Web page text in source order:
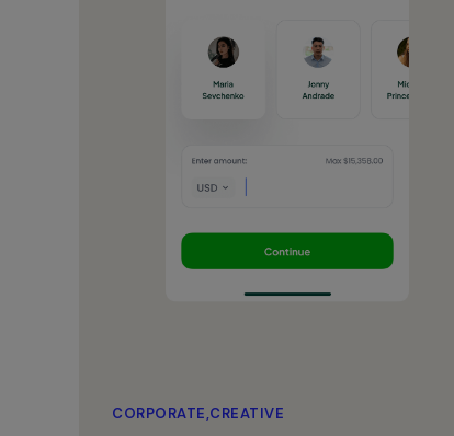
CORPORATE CREATIVE